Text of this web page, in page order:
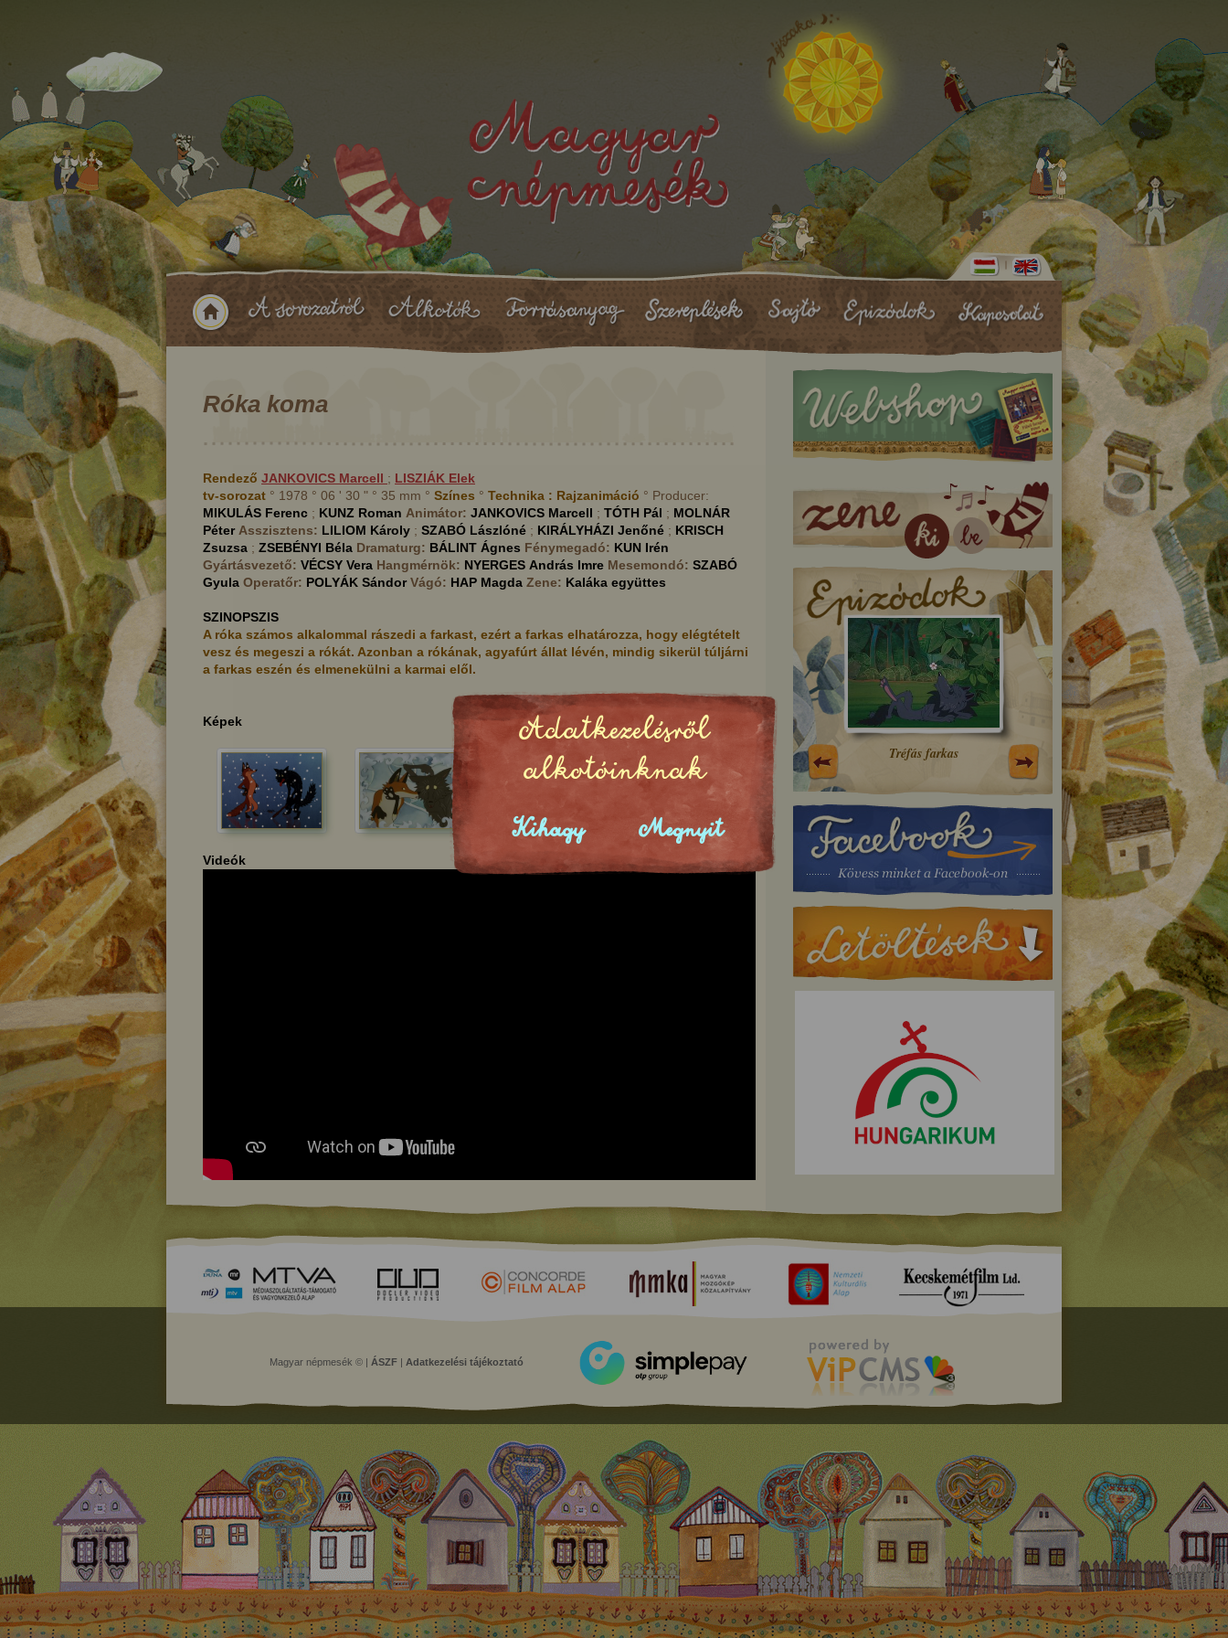
Róka koma
Rendező JANKOVICS Marcell ; LISZIÁK Elek
tv-sorozat ° 1978 ° 06 ' 30 " ° 35 mm ° Színes ° Technika : Rajzanimáció ° Producer:
MIKULÁS Ferenc ; KUNZ Roman Animátor: JANKOVICS Marcell ; TÓTH Pál ; MOLNÁR
Péter Asszisztens: LILIOM Károly ; SZABÓ Lászlóné ; KIRÁLYHÁZI Jenőné ; KRISCH
Zsuzsa ; ZSEBÉNYI Béla Dramaturg: BÁLINT Ágnes Fénymegadó: KUN Irén
Gyártásvezető: VÉCSY Vera Hangmérnök: NYERGES András Imre Mesemondó: SZABÓ
Gyula Operatőr: POLYÁK Sándor Vágó: HAP Magda Zene: Kaláka együttes
SZINOPSZIS
A róka számos alkalommal rászedi a farkast, ezért a farkas elhatározza, hogy elégtételt
vesz és megeszi a rókát. Azonban a rókának, agyafúrt állat lévén, mindig sikerül túljárni
a farkas eszén és elmenekülni a karmai elől.
Képek
Videók
A háromágú tölgyfa tündére A csókaleányok Zöld Péter Tréfás farkas A bíró okos lánya
Magyar népmesék © | ÁSZF Adatkezelési tájékoztató
Adatkezelésről
alkotóinknak
Kihagy Megnyit